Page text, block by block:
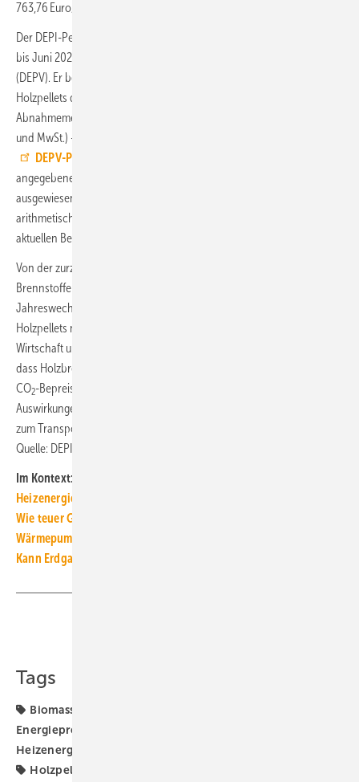
763,76 Euro/t angegeben.
Der DEPI-Pelletpreis wird seit 2011 im Monatsrhythmus veröffentlicht,
bis Juni 2020 vom Deutschen Energieholz- und Pellet-Verband
(DEPV). Er bezeichnet den Durchschnittspreis in Deutschland für 1 t
Holzpellets der Qualitätsklasse ENplusA1 der jeweiligen
Abnahmemenge (Lieferung im Umkreis 50 km, inkl. aller Nebenkosten
und MwSt.) – deutschlandweit und in drei Regionen. Beim DEPV ist ein
DEPV-Pelletpreis für Lieferverträge
angegebene 12-Monatsdurchschnitt wird nicht vom DEPI
ausgewiesen, er wird von der TGA+E-Redaktion errechnet und ist der
arithmetische Mittelwert aus dem DEPI-Pelletpreis für den Monat der
aktuellen Berichterstattung und der elf vorhergehenden Monate.
Von der zurzeit viel diskutierten CO
Brennstoffe und einem gesetzlich geregelten Preisanstieg zum
Jahreswechsel 2024/25 von 45 auf 55 Euro/t
Holzpellets nicht direkt betroffen. Das Bundesministerium für
Wirtschaft und Energie (BMWK) hat zudem im August 2024 bestätigt,
dass Holzbrennstoffe für Heizungsanlagen auch künftig nicht von der
CO2-Bepreisung betroffen sein werden. Indirekt gibt es geringe
Auswirkungen über die Lieferkette, beispielsweise über den Kraftstoff
zum Transport der Pellets. ■
Quelle: DEPI, eigene Berechnungen / jv
Im Kontext:
Heizenergiekosten: Wärmepumpenstrom-/Gaspreis-Barometer
Wie teuer Gas, Heizöl und Wärmepumpenstrom wirklich sind
Wärmepumpe: Wie hoch der Förderbedarf für den Umstieg ist
Kann Erdgas zum Heizen wieder dauerhaft „günstig“ werden?
Tags
Biomasse-Heizung
Energiepreise
Heizenergiekosten
Holzpellets